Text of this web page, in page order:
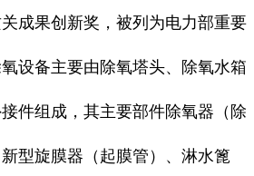
成果创新奖，被列为电力部重要
设备主要由除氧塔头、除氧水箱
件组成，其主要部件除氧器（除
型旋膜器（起膜管）、淋水篦